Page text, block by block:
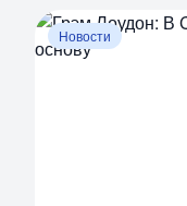
Новости